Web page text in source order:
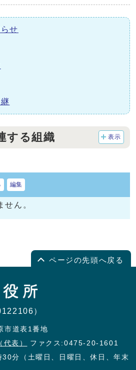
せ
する組織 表示
編集
せん。
ページの先頭へ戻る
）
市道表1番地
表）
ファクス:0475-20-1601
分（土曜日、日曜日、休日、年末